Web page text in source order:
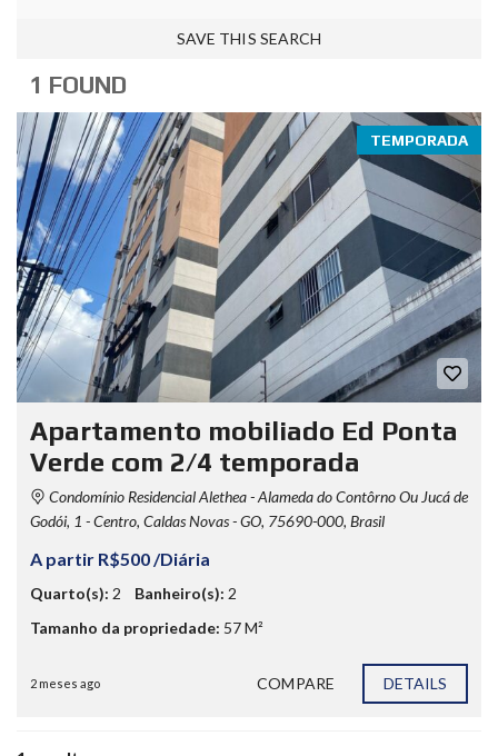
SAVE THIS SEARCH
1 FOUND
TEMPORADA
Apartamento mobiliado Ed Ponta
Verde com 2/4 temporada
Condomínio Residencial Alethea - Alameda do Contôrno Ou Jucá de
Godói, 1 - Centro, Caldas Novas - GO, 75690-000, Brasil
A partir R$500 /Diária
Quarto(s): 2 Banheiro(s): 2
Tamanho da propriedade: 57 M²
2 meses ago COMPARE DETAILS